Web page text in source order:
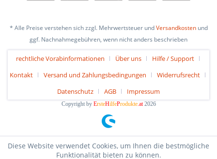
* Alle Preise verstehen sich zzgl. Mehrwertsteuer undVersandkostenund
ggf. Nachnahmegebühren, wenn nicht anders beschrieben
rechtliche Vorabinformationen Über uns
Hilfe / Support
Kontakt
Versand und Zahlungsbedingungen
Widerrufsrecht
Datenschutz
AGB Impressum
Copyright by ErsteHilfeProdukte.at2026
Diese Website verwendet Cookies, um Ihnen die bestmögliche
Funktionalität bieten zu können.